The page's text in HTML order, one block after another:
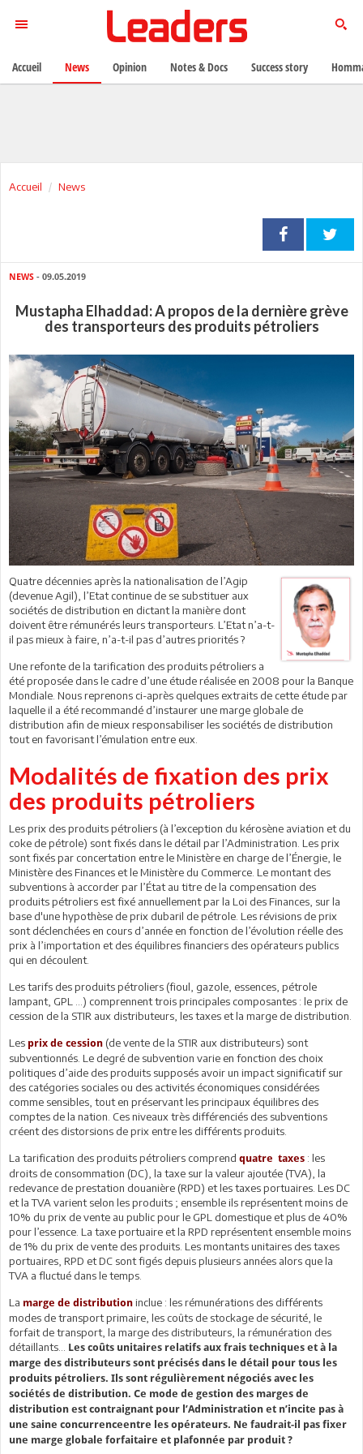
Accueil News
NEWS - 09.05.2019
Mustapha Elhaddad: A propos de la dernière grève
des transporteurs des produits pétroliers
Quatre décennies après la nationalisation de l’Agip
(devenue Agil), l’Etat continue de se substituer aux
sociétés de distribution en dictant la manière dont
doivent être rémunérés leurs transporteurs. L’Etat n’a-t-
il pas mieux à faire, n’a-t-il pas d’autres priorités ?
Une refonte de la tarification des produits pétroliers a
été proposée dans le cadre d’une étude réalisée en 2008 pour la Banque
Mondiale. Nous reprenons ci-après quelques extraits de cette étude par
laquelle il a été recommandé d’instaurer une marge globale de
distribution afin de mieux responsabiliser les sociétés de distribution
tout en favorisant l’émulation entre eux.
Modalités de fixation des prix
des produits pétroliers
Les prix des produits pétroliers (à l’exception du kérosène aviation et du
coke de pétrole) sont fixés dans le détail par l’Administration. Les prix
sont fixés par concertation entre le Ministère en charge de l’Énergie, le
Ministère des Finances et le Ministère du Commerce. Le montant des
subventions à accorder par l’État au titre de la compensation des
produits pétroliers est fixé annuellement par la Loi des Finances, sur la
base d'une hypothèse de prix dubaril de pétrole. Les révisions de prix
sont déclenchées en cours d’année en fonction de l’évolution réelle des
prix à l’importation et des équilibres financiers des opérateurs publics
qui en découlent.
Les tarifs des produits pétroliers (fioul, gazole, essences, pétrole
lampant, GPL ...) comprennent trois principales composantes : le prix de
cession de la STIR aux distributeurs, les taxes et la marge de distribution.
Les prix de cession (de vente de la STIR aux distributeurs) sont
subventionnés. Le degré de subvention varie en fonction des choix
politiques d’aide des produits supposés avoir un impact significatif sur
des catégories sociales ou des activités économiques considérées
comme sensibles, tout en préservant les principaux équilibres des
comptes de la nation. Ces niveaux très différenciés des subventions
créent des distorsions de prix entre les différents produits.
La tarification des produits pétroliers comprend quatre taxes : les
droits de consommation (DC), la taxe sur la valeur ajoutée (TVA), la
redevance de prestation douanière (RPD) et les taxes portuaires. Les DC
et la TVA varient selon les produits ; ensemble ils représentent moins de
10% du prix de vente au public pour le GPL domestique et plus de 40%
pour l’essence. La taxe portuaire et la RPD représentent ensemble moins
de 1% du prix de vente des produits. Les montants unitaires des taxes
portuaires, RPD et DC sont figés depuis plusieurs années alors que la
TVA a fluctué dans le temps.
La marge de distribution inclue : les rémunérations des différents
modes de transport primaire, les coûts de stockage de sécurité, le
forfait de transport, la marge des distributeurs, la rémunération des
détaillants... Les coûts unitaires relatifs aux frais techniques et à la
marge des distributeurs sont précisés dans le détail pour tous les
produits pétroliers. Ils sont régulièrement négociés avec les
sociétés de distribution. Ce mode de gestion des marges de
distribution est contraignant pour l’Administration et n’incite pas à
une saine concurrenceentre les opérateurs. Ne faudrait-il pas fixer
une marge globale forfaitaire et plafonnée par produit ?
Accueil News Opinion Notes & Docs Success story